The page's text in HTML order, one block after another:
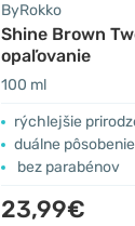
ByRokko
Shine Brown
opaľovanie
100 ml
rýchlejšie
duálne pôsobenie
bez parabénov
23,99€